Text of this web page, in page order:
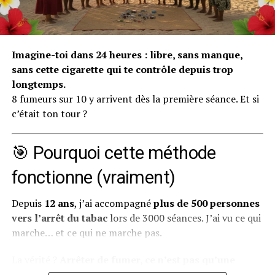
intérieures, celles que tu possèdes déjà mais que tu
n’arrives pas à mobiliser seul.
Pourquoi on s’habitue à aller
mal (et pourquoi c’est
dangereux)
Notre cerveau est une machine d’adaptation
extraordinaire. Il cherche constamment à économiser
de l’énergie et à créer des automatismes. Quand tu vis
dans un état de mal-être prolongé — que ce soit de la
tristesse, de l’anxiété, de la colère ou du
découragement — ton cerveau finit par considérer
cet état comme “normal”. C’est ce qu’on appelle en
psychologie unehabitude émotionnelle
Imagine-toi dans 24 heures : libre, sans manque,
sans cette cigarette qui te contrôle depuis trop
longtemps.
8 fumeurs sur 10 y arrivent dès la première séance. Et si
c’était ton tour ?
🎯 Pourquoi cette méthode
fonctionne (vraiment)
Depuis 12 ans, j’ai accompagnéplus de 500 personnes
vers l’arrêt du tabaclors de 3000 séances. J’ai vu ce qui
marche… et ce qui ne marche pas.